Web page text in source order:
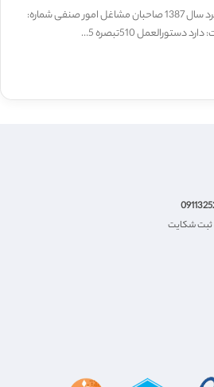
توافق و تفاهم خوداظهاری عملکرد سال 1387 صاحبان مشاغل امور صنفی شماره:
ثبت شکایت